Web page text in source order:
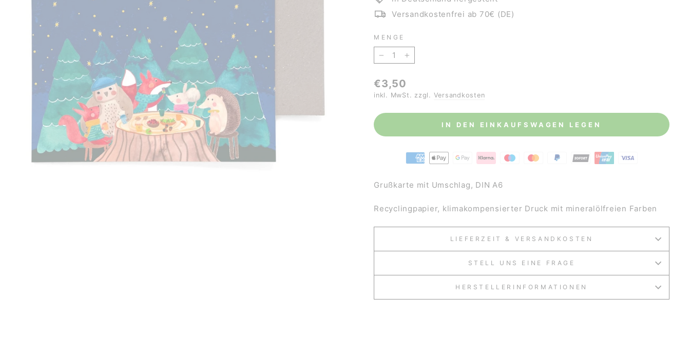
Versandkostenfrei ab 70€ (DE)
MENGE
− +
Normaler
Preis
€3,50
inkl. MwSt. zzgl. Versandkosten
IN DEN EINKAUFSWAGEN LEGEN
Grußkarte mit Umschlag, DIN A6
Recyclingpapier, klimakompensierter Druck mit mineralölfreien Farben
LIEFERZEIT & VERSANDKOSTEN
STELL UNS EINE FRAGE
HERSTELLERINFORMATIONEN